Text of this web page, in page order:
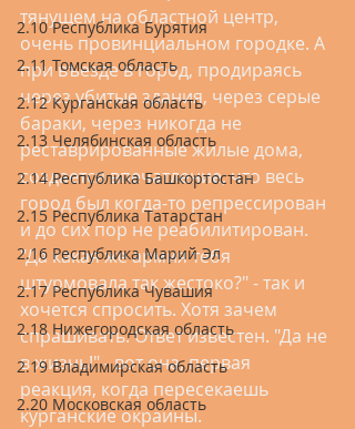
2.10 Республика Бурятия
2.11 Томская область
2.12 Курганская область
2.13 Челябинская область
2.14 Республика Башкортостан
2.15 Республика Татарстан
2.16 Республика Марий Эл
2.17 Республика Чувашия
2.18 Нижегородская область
2.19 Владимирская область
2.20 Московская область
тянущем на областной центр,
очень провинциальном городке. А
при въезде в город, продираясь
через убитые здания, через серые
бараки, через никогда не
реставрированные жилые дома,
создается впечатление, что весь
город был когда-то репрессирован
и до сих пор не реабилитирован.
"Да какая же армия тебя
штурмовала так жестоко?" - так и
хочется спросить. Хотя зачем
спрашивать. Ответ известен. "Да не
в жизнь!" - вот она, первая
реакция, когда пересекаешь
курганские окраины.